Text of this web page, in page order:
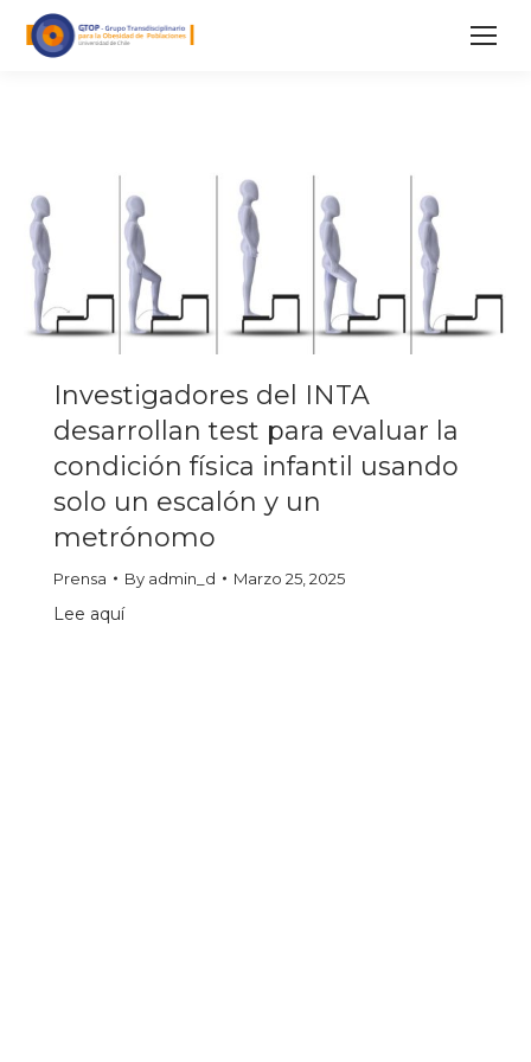
Investigadores del INTA
desarrollan test para evaluar la
condición física infantil usando
solo un escalón y un
metrónomo
Prensa By admin_d Marzo 25, 2025
Lee aquí